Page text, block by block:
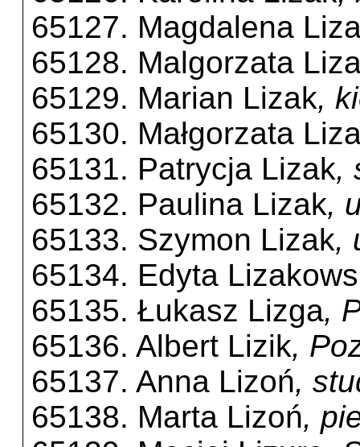
65127. Magdalena
65128. Malgorzata
65129. Marian Lizak,
65130. Małgorzata
65131. Patrycja Lizak,
65132. Paulina Lizak,
65133. Szymon Lizak,
65134. Edyta
65135. Łukasz Lizga,
65136. Albert Lizik,
65137. Anna Lizoń,
65138. Marta Lizoń,